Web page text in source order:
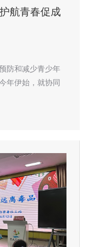
航青春促成
防和减少青少年
年伊始，就协同